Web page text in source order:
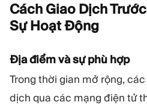
Cách Giao Dịch
Sự HoạtĐộng
Địa điểm và sự phù hợp
Trong thời gian mở rộng,
dịch qua các mạng điện tử